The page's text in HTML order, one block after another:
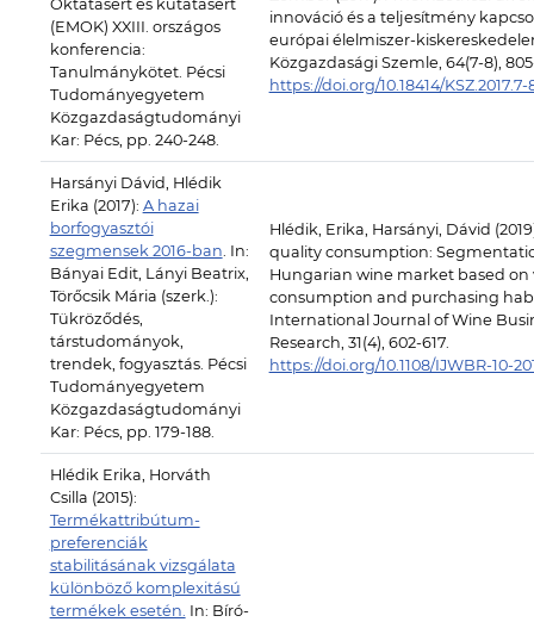
Oktatásért és kutatásért
(EMOK) XXIII. országos
konferencia:
Tanulmánykötet. Pécsi
Tudományegyetem
Közgazdaságtudományi
Kar: Pécs, pp. 240-248.
innováció és a teljesítmény
európai élelmiszer-
Közgazdasági Szemle, 64(7-8),
https://doi.org/10.18414/KSZ.2017.7-
Harsányi Dávid, Hlédik
Erika (2017): A hazai
borfogyasztói
szegmensek 2016-ban. In:
Bányai Edit, Lányi Beatrix,
Törőcsik Mária (szerk.):
Tükröződés,
társtudományok,
trendek, fogyasztás. Pécsi
Tudományegyetem
Közgazdaságtudományi
Kar: Pécs, pp. 179-188.
Hlédik, Erika, Harsányi, Dávid
quality consumption:
Hungarian wine market based on
consumption and purchasing
International Journal of Wine
Research, 31(4), 602-617.
https://doi.org/10.1108/IJWBR-10-
Hlédik Erika, Horváth
Csilla (2015):
Termékattribútum-
preferenciák
stabilitásának vizsgálata
különböző komplexitású
termékek esetén. In: Bíró-